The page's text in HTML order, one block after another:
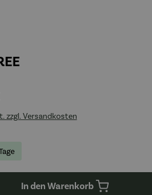
zzgl. Versandkosten
In den Warenkorb